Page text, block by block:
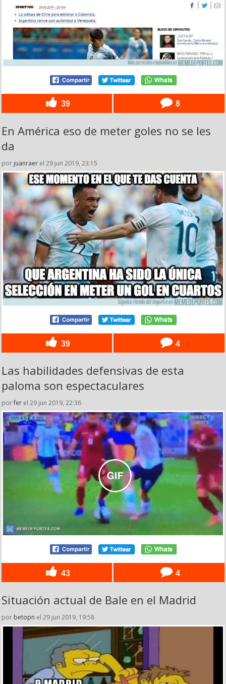
39 8
En América eso de meter goles no se les
da
por juanraer el 29 jun 2019, 23:15
39 4
Las habilidades defensivas de esta
paloma son espectaculares
porfer el 29 jun 2019, 22:36
43 4
Situación actual de Bale en el Madrid
por betopn el 29 jun 2019, 19:58